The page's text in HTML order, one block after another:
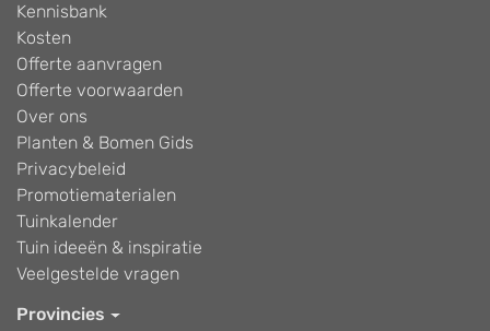
Kennisbank
Kosten
Offerte aanvragen
Offerte voorwaarden
Over ons
Planten & Bomen Gids
Privacybeleid
Promotiematerialen
Tuinkalender
Tuin ideeën & inspiratie
Veelgestelde vragen
Provincies